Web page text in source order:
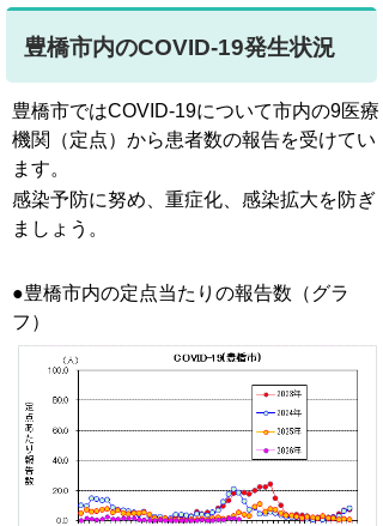
豊橋市内のCOVID-19発生状況
豊橋市ではCOVID-19について市内の9医療
機関（定点）から患者数の報告を受けてい
ます。
感染予防に努め、重症化、感染拡大を防ぎ
ましょう。
●豊橋市内の定点当たりの報告数（グラ
フ）